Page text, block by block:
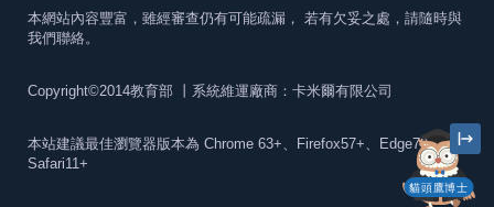
貓頭鷹博士
本網站內容豐富，雖經審查仍有可能疏漏， 若有欠妥之處，請隨時與
我們聯絡。
Copyright©2014教育部 丨系統維運廠商：卡米爾有限公司
本站建議最佳瀏覽器版本為 Chrome 63+、Firefox57+、Edge79+及
Safari11+